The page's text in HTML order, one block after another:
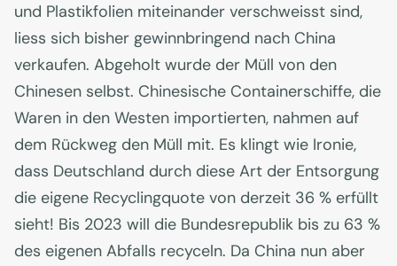
und Plastikfolien miteinander verschweisst sind,
liess sich bisher gewinnbringend nach China
verkaufen. Abgeholt wurde der Müll von den
Chinesen selbst. Chinesische Containerschiffe, die
Waren in den Westen importierten, nahmen auf
dem Rückweg den Müll mit. Es klingt wie Ironie,
dass Deutschland durch diese Art der Entsorgung
die eigene Recyclingquote von derzeit 36 % erfüllt
sieht! Bis 2023 will die Bundesrepublik bis zu 63 %
des eigenen Abfalls recyceln. Da China nun aber